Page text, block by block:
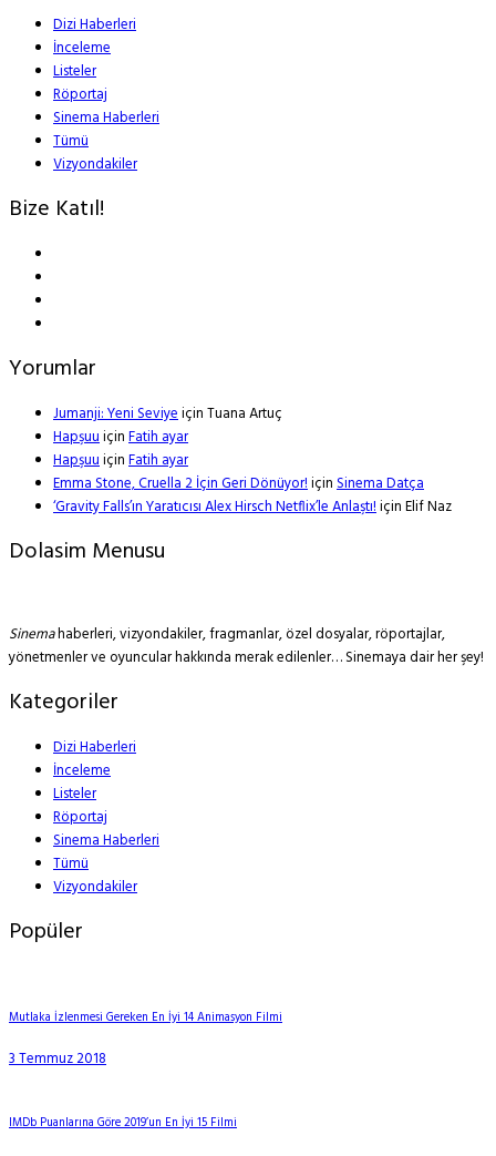
Dizi Haberleri
İnceleme
Listeler
Röportaj
Sinema Haberleri
Tümü
Vizyondakiler
Bize Katıl!
Yorumlar
Jumanji: Yeni SeviyeiçinTuana Artuç
HapşuuiçinFatih ayar
HapşuuiçinFatih ayar
Emma Stone, Cruella 2 İçin Geri Dönüyor!içinSinema Datça
‘Gravity Falls’ın Yaratıcısı Alex Hirsch Netflix’le Anlaştı!içinElif Naz
Dolasim Menusu
Sinemahaberleri, vizyondakiler, fragmanlar, özel dosyalar, röportajlar,
yönetmenler ve oyuncular hakkında merak edilenler… Sinemaya dair her şey!
Kategoriler
Dizi Haberleri
İnceleme
Listeler
Röportaj
Sinema Haberleri
Tümü
Vizyondakiler
Popüler
Mutlaka İzlenmesi Gereken En İyi 14 Animasyon Filmi
3 Temmuz 2018
IMDb Puanlarına Göre 2019’un En İyi 15 Filmi